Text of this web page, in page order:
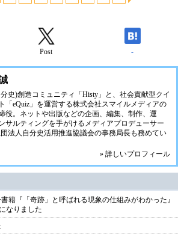
Post -
史)創造コミュニティ「 Histy 」と、社会貢献型クイ
「 eQuiz 」を運営する株式会社スマイルメディアの
役。ネットや出版などの企画、編集、制作、運
サルティングを手がけるメディアプロデューサー
法人自分史活用推進協議会の事務局長も務めてい
» 詳しいプロフィール
籍『「奇跡」と呼ばれる現象の仕組みがわかった』
なりました